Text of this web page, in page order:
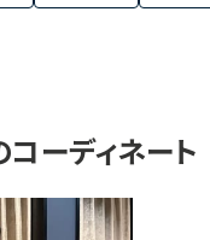
ーディネート